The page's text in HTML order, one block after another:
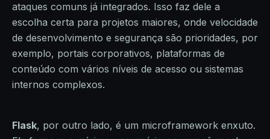
ataques comuns já integrados. Isso faz dele a
escolha certa para projetos maiores, onde velocidade
de desenvolvimento e segurança são prioridades, por
exemplo, portais corporativos, plataformas de
conteúdo com vários níveis de acesso ou sistemas
internos complexos.
Flask, por outro lado, é um microframework enxuto.